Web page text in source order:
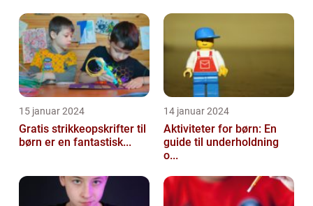
15 januar 2024
Gratis strikkeopskrifter til
børn er en fantastisk...
14 januar 2024
Aktiviteter for børn: En
guide til underholdning
o...